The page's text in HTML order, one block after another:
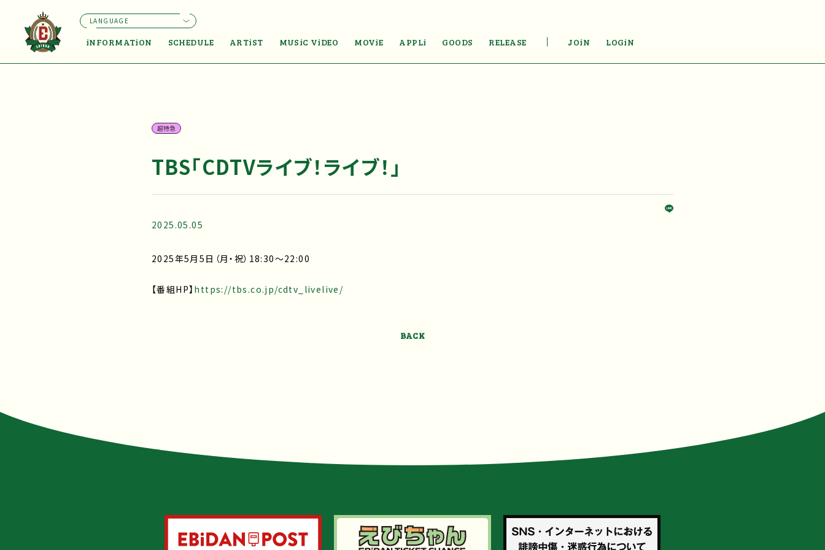
iNFORMATiON SCHEDULE ARTiST MUSiC ViDEO MOViE APPLi GOODS RELEASE JOiN LOGiN
LANGUAGE
超特急
TBS「CDTVライブ！ライブ！」
2025.05.05
2025年5月5日（月・祝）18:30～22:00
【番組HP】 https://tbs.co.jp/cdtv_livelive/
BACK